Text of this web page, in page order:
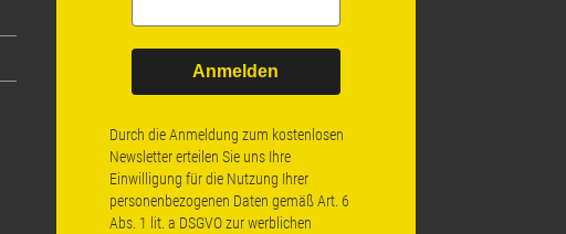
Anmelden
Durch die Anmeldung zum kostenlosen
Newsletter erteilen Sie uns Ihre
Einwilligung für die Nutzung Ihrer
personenbezogenen Daten gemäß Art. 6
Abs. 1 lit. a DSGVO zur werblichen